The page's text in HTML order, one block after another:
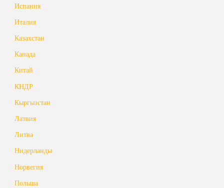
Испания
Италия
Казахстан
Канада
Китай
КНДР
Кыргызстан
Латвия
Литва
Нидерланды
Норвегия
Польша